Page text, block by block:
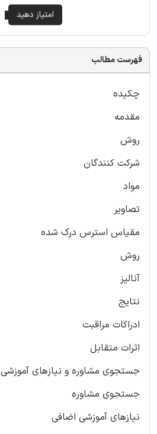
فهرست مطالب
چکیده
مقدمه
روش
شرکت کنندگان
مواد
تصاویر
مقیاس استرس درک شده
روش
آنالیز
نتایج
ادراکات مراقبت
اثرات متقابل
جستجوی مشاوره و نیازهای آموزشی
جستجوی مشاوره
نیازهای آموزشی اضافی